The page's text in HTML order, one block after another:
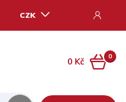
CZK
0
0 Kč